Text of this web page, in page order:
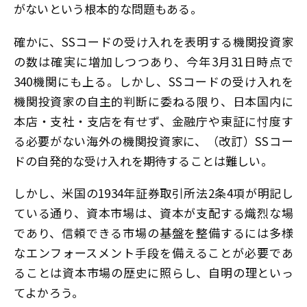
がないという根本的な問題もある。
確かに、SSコードの受け入れを表明する機関投資家
の数は確実に増加しつつあり、今年3月31日時点で
340機関にも上る。しかし、SSコードの受け入れを
機関投資家の自主的判断に委ねる限り、日本国内に
本店・支社・支店を有せず、金融庁や東証に忖度す
る必要がない海外の機関投資家に、（改訂）SSコー
ドの自発的な受け入れを期待することは難しい。
しかし、米国の1934年証券取引所法2条4項が明記し
ている通り、資本市場は、資本が支配する熾烈な場
であり、信頼できる市場の基盤を整備するには多様
なエンフォースメント手段を備えることが必要であ
ることは資本市場の歴史に照らし、自明の理といっ
てよかろう。